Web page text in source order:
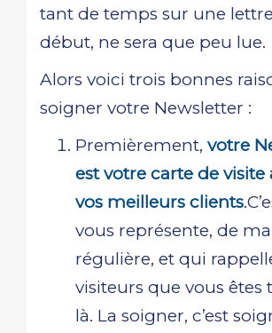
tant de temps sur une
début, ne sera que peu lue.
Alors voici trois bonnes
soigner votre Newsletter :
Premièrement, votre
est votre carte de visite
vos meilleurs clients
vous représente, de
régulière, et qui
visiteurs que vous êtes
là. La soigner, c’est